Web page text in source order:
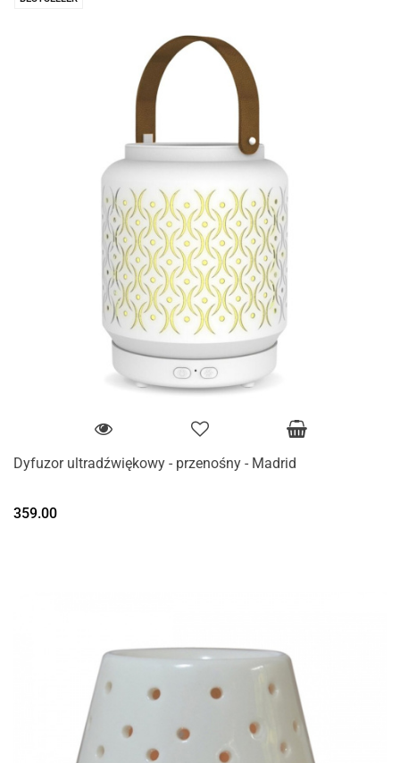
Dyfuzor ultradźwiękowy - przenośny - Madrid
359.00